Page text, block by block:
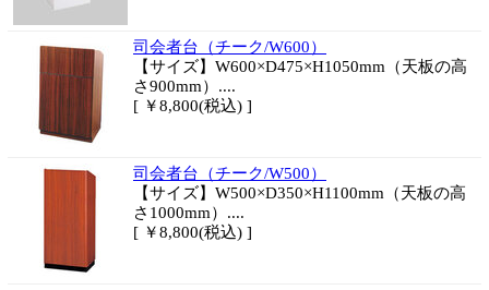
司会者台（チーク/W600）
【サイズ】W600×D475×H1050mm（天板の高
さ900mm）....
[ ￥8,800(税込) ]
司会者台（チーク/W500）
【サイズ】W500×D350×H1100mm（天板の高
さ1000mm）....
[ ￥8,800(税込) ]